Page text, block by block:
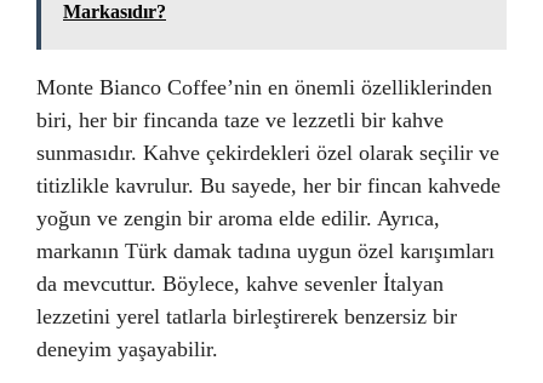
Markasıdır?
Monte Bianco Coffee’nin en önemli özelliklerinden
biri, her bir fincanda taze ve lezzetli bir kahve
sunmasıdır. Kahve çekirdekleri özel olarak seçilir ve
titizlikle kavrulur. Bu sayede, her bir fincan kahvede
yoğun ve zengin bir aroma elde edilir. Ayrıca,
markanın Türk damak tadına uygun özel karışımları
da mevcuttur. Böylece, kahve sevenler İtalyan
lezzetini yerel tatlarla birleştirerek benzersiz bir
deneyim yaşayabilir.